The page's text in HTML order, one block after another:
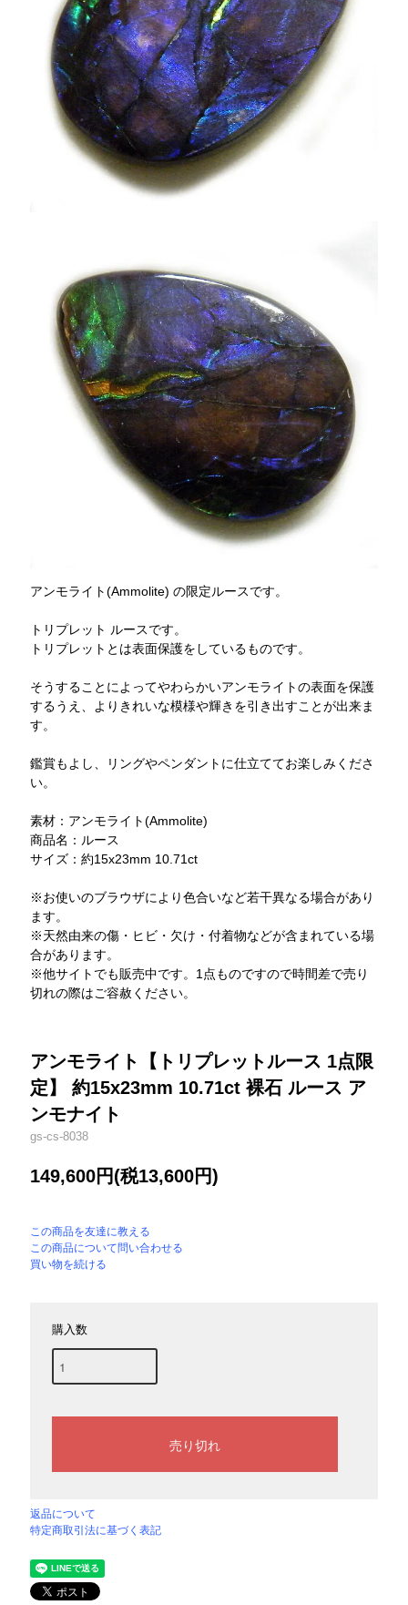
アンモライト(Ammolite) の限定ルースです。
トリプレット ルースです。
トリプレットとは表面保護をしているものです。
そうすることによってやわらかいアンモライトの表面を保護
するうえ、よりきれいな模様や輝きを引き出すことが出来ま
す。
鑑賞もよし、リングやペンダントに仕立ててお楽しみくださ
い。
素材：アンモライト(Ammolite)
商品名：ルース
サイズ：約15x23mm 10.71ct
※お使いのブラウザにより色合いなど若干異なる場合があり
ます。
※天然由来の傷・ヒビ・欠け・付着物などが含まれている場
合があります。
※他サイトでも販売中です。1点ものですので時間差で売り
切れの際はご容赦ください。
アンモライト【トリプレットルース 1点限
定】 約15x23mm 10.71ct 裸石 ルース ア
ンモナイト
gs-cs-8038
149,600円(税13,600円)
この商品を友達に教える
この商品について問い合わせる
買い物を続ける
購入数
返品について
特定商取引法に基づく表記